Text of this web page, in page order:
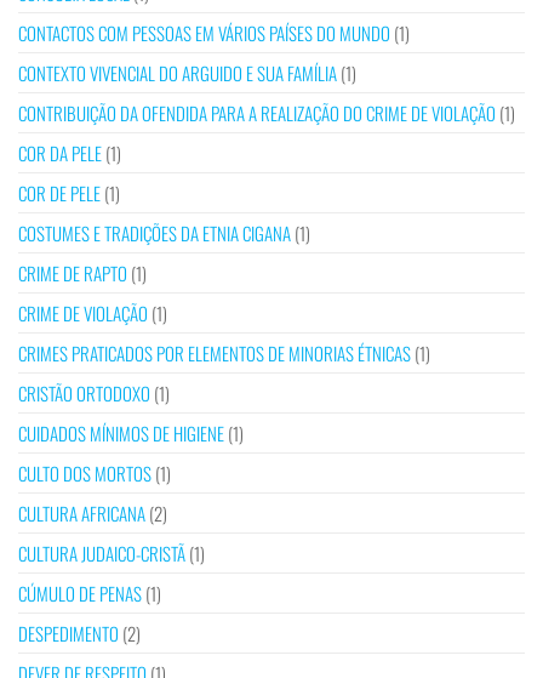
CONTACTOS COM PESSOAS EM VÁRIOS PAÍSES DO MUNDO (1)
CONTEXTO VIVENCIAL DO ARGUIDO E SUA FAMÍLIA(1)
CONTRIBUIÇÃO DA OFENDIDA PARA A REALIZAÇÃO DO CRIME DE VIOLAÇÃO (1)
COR DA PELE(1)
COR DE PELE(1)
COSTUMES E TRADIÇÕES DA ETNIA CIGANA(1)
CRIME DE RAPTO (1)
CRIME DE VIOLAÇÃO (1)
CRIMES PRATICADOS POR ELEMENTOS DE MINORIAS ÉTNICAS(1)
CRISTÃO ORTODOXO (1)
CUIDADOS MÍNIMOS DE HIGIENE(1)
CULTO DOS MORTOS(1)
CULTURA AFRICANA(2)
CULTURA JUDAICO-CRISTÃ(1)
CÚMULO DE PENAS(1)
DESPEDIMENTO (2)